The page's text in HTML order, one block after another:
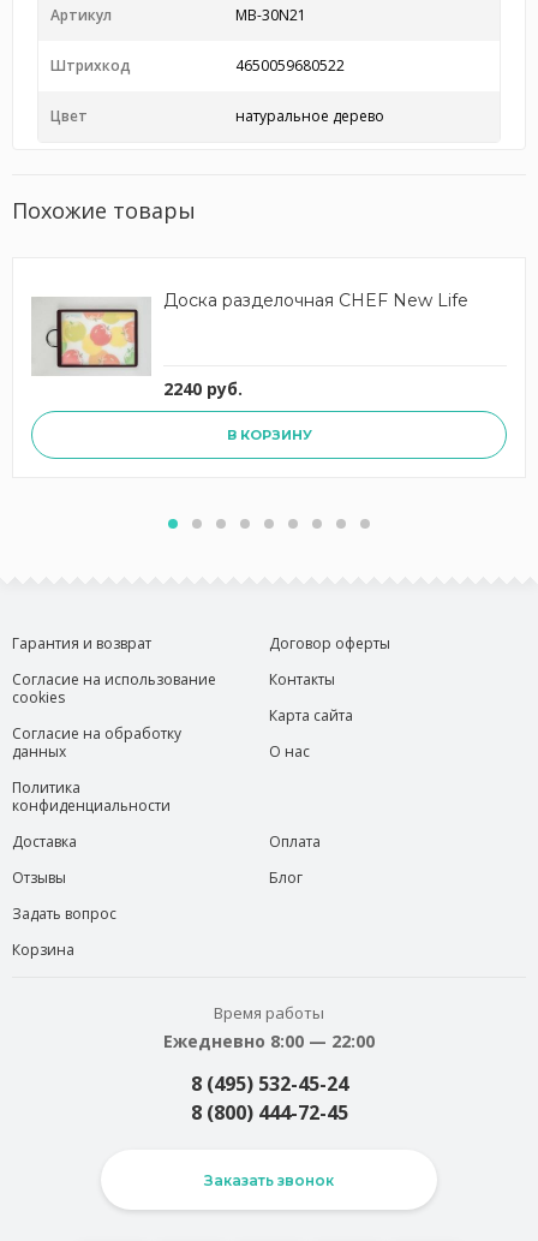
Артикул MB-30N21
Штрихкод 4650059680522
Цвет натуральное дерево
Похожие товары
Доска разделочная CHEF New Life
2240 руб.
В КОРЗИНУ
Гарантия и возврат
Согласие на использование
cookies
Согласие на обработку
данных
Политика
конфиденциальности
Договор оферты
Контакты
Карта сайта
О нас
Доставка
Отзывы
Задать вопрос
Корзина
Оплата
Блог
Время работы
Ежедневно 8:00 — 22:00
8 (495) 532-45-24
8 (800) 444-72-45
Заказать звонок